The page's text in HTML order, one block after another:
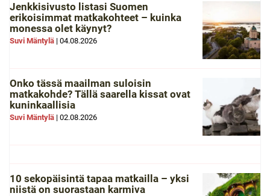
Jenkkisivusto listasi Suomen
erikoisimmat matkakohteet – kuinka
monessa olet käynyt?
Suvi Mäntylä | 04.08.2026
Onko tässä maailman suloisin
matkakohde? Tällä saarella kissat ovat
kuninkaallisia
Suvi Mäntylä | 02.08.2026
10 sekopäisintä tapaa matkailla – yksi
niistä on suorastaan karmiva